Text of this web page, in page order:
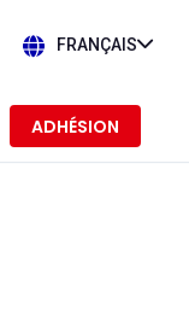
FRANÇAIS
ADHÉSION